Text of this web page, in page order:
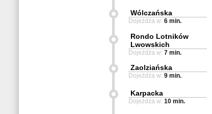
Wólczańska
Dojeżdża w: 6 min.
Rondo Lotników
Lwowskich
Dojeżdża w: 7 min.
Zaolziańska
Dojeżdża w: 9 min.
Karpacka
Dojeżdża w: 10 min.